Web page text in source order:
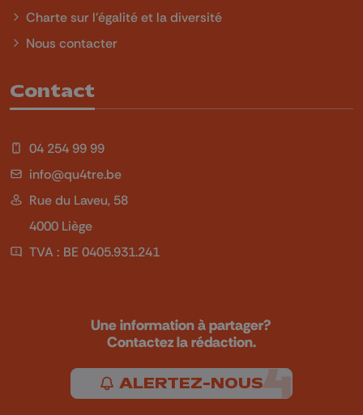
Charte sur l'égalité et la diversité
Nous contacter
Contact
04 254 99 99
info@qu4tre.be
Rue du Laveu, 58
4000 Liège
TVA : BE 0405.931.241
Une information à partager?
Contactez la rédaction.
ALERTEZ-NOUS